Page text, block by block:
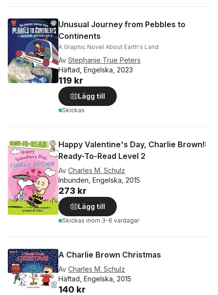
Unusual Journey from Pebbles to
Continents
A Graphic Novel About Earth's Land
Av Stephanie True Peters
Häftad, Engelska, 2023
119 kr
Lägg till
Skickas
Happy Valentine's Day, Charlie Brown!:
Ready-To-Read Level 2
Av Charles M. Schulz
Inbunden, Engelska, 2015
273 kr
Lägg till
Skickas inom 3-6 vardagar
A Charlie Brown Christmas
Av Charles M. Schulz
Häftad, Engelska, 2015
140 kr